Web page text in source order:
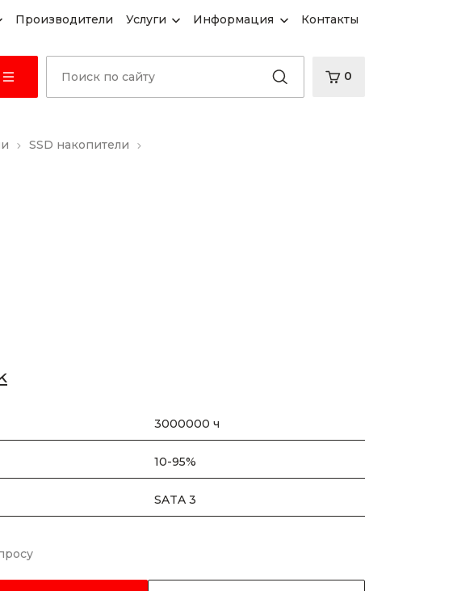
Производители Услуги Информация Контакты
0
SSD накопители
3000000 ч
10-95%
SATA 3